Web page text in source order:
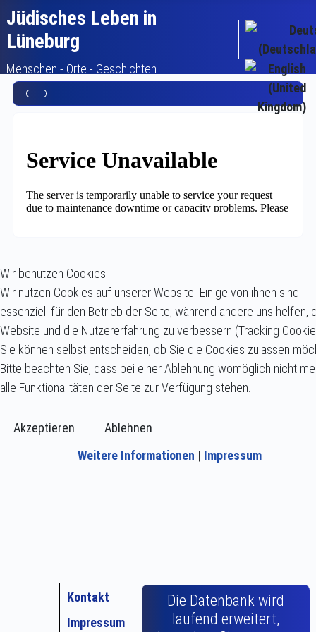
Jüdisches Leben in
Lüneburg
Menschen - Orte - Geschichten
Sprache
Kontakt
Impressum
Die Datenbank wird
laufend erweitert,
Wir benutzen Cookies
Wir nutzen Cookies auf unserer Website. Einige von ihnen sind
essenziell für den Betrieb der Seite, während andere uns helfen,
Website und die Nutzererfahrung zu verbessern (Tracking
Sie können selbst entscheiden, ob Sie die Cookies zulassen
Bitte beachten Sie, dass bei einer Ablehnung womöglich nicht
alle Funktionalitäten der Seite zur Verfügung stehen.
Akzeptieren
Ablehnen
Weitere Informationen | Impressum